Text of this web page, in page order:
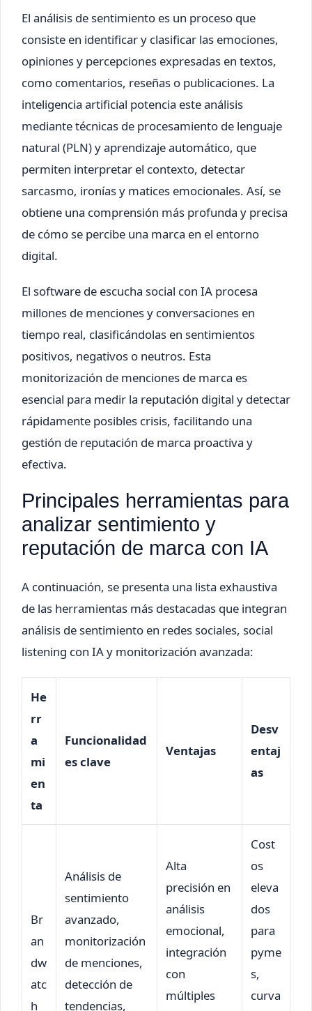
El análisis de sentimiento es un proceso que
consiste en identificar y clasificar las emociones,
opiniones y percepciones expresadas en textos,
como comentarios, reseñas o publicaciones. La
inteligencia artificial potencia este análisis
mediante técnicas de procesamiento de lenguaje
natural (PLN) y aprendizaje automático, que
permiten interpretar el contexto, detectar
sarcasmo, ironías y matices emocionales. Así, se
obtiene una comprensión más profunda y precisa
de cómo se percibe una marca en el entorno
digital.
El software de escucha social con IA procesa
millones de menciones y conversaciones en
tiempo real, clasificándolas en sentimientos
positivos, negativos o neutros. Esta
monitorización de menciones de marca es
esencial para medir la reputación digital y detectar
rápidamente posibles crisis, facilitando una
gestión de reputación de marca proactiva y
efectiva.
Principales herramientas para
analizar sentimiento y
reputación de marca con IA
A continuación, se presenta una lista exhaustiva
de las herramientas más destacadas que integran
análisis de sentimiento en redes sociales, social
listening con IA y monitorización avanzada:
He
rr
a
mi
en
ta
Funcionalidad
es clave
Ventajas
Desv
entaj
as
Br
an
dw
atc
h
Análisis de
sentimiento
avanzado,
monitorización
de menciones,
detección de
tendencias,
Alta
precisión en
análisis
emocional,
integración
con
múltiples
Cost
os
eleva
dos
para
pyme
s,
curva